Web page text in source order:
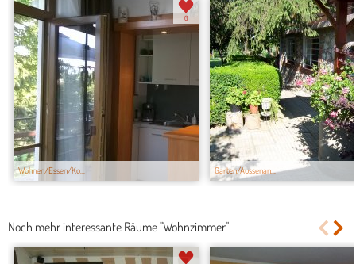
Wohnen/Essen/Ko...
0
Garten/Aussenan...
Noch mehr interessante Räume "Wohnzimmer"